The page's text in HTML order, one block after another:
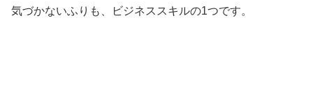
気づかないふりも、ビジネススキルの1つです。